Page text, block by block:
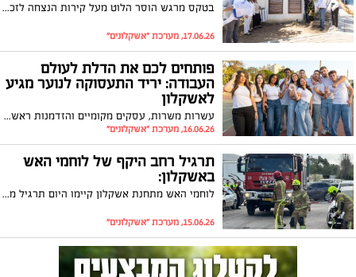
בטקס מרגש הוסר הלוט מעל קירות הנצחה לזכרם כחלק מהנצחת סיפור חייהם וגבורתם
17.06.26, מערכת "אשקלונים"
פותחים לכם את הדלת לעולם
העבודה: יריד התעסוקה לנוער מגיע
לאשקלון
עשרות משרות, עסקים מקומיים והזדמנות ראשונה להשתלב בעולם העבודה כל אלה מחכים לכם ביריד התעסוקה
16.06.26, מערכת "אשקלונים"
תרגיל רחב היקף של לוחמי האש
באשקלון:
לוחמי האש מתחנת אשקלון קיימו היום תרגיל משמרתי רחב היקף במפעל תעשייה, המדמה אירוע חירום מורכב המשלב שריפה, מעורבות חומרים מסוכנים וחילוץ לכודים.
15.06.26, מערכת "אשקלונים"